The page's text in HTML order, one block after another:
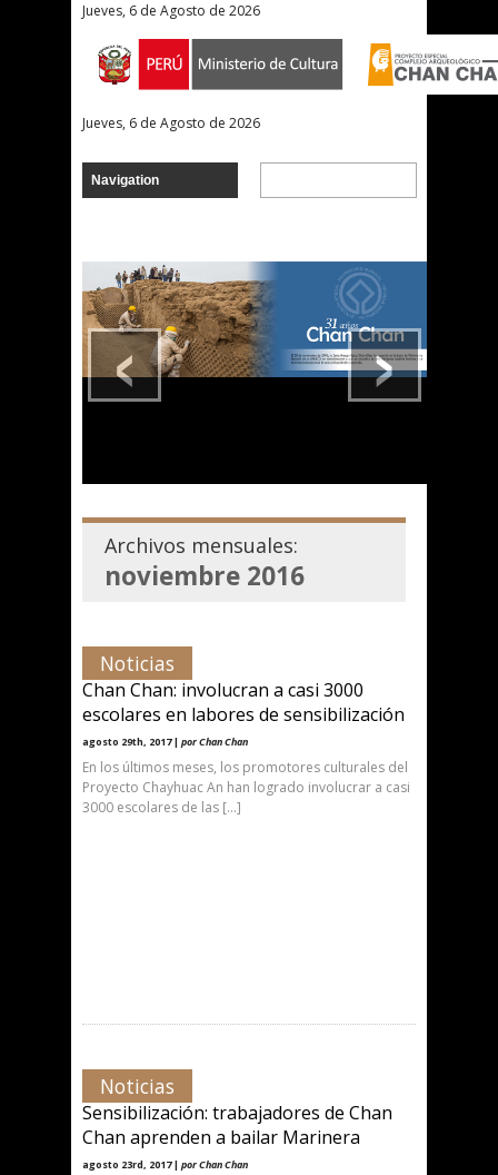
Jueves, 6 de Agosto de 2026
Jueves, 6 de Agosto de 2026
›
‹
Archivos mensuales:
noviembre 2016
Noticias
Chan Chan: involucran a casi 3000
escolares en labores de sensibilización
agosto 29th, 2017 | por Chan Chan
En los últimos meses, los promotores culturales del
Proyecto Chayhuac An han logrado involucrar a casi
3000 escolares de las […]
Noticias
Sensibilización: trabajadores de Chan
Chan aprenden a bailar Marinera
agosto 23rd, 2017 | por Chan Chan